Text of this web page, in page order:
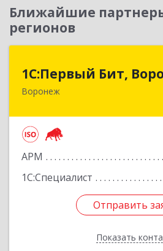
Ближайшие
регионов
1С:Первый Бит,
Воронеж
АРМ
1С:Специалист
Отправить
Показать
1С:Первый
394006, Воронежская обл,
Отправить
Назад